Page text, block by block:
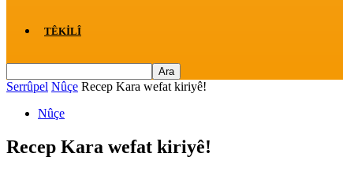
TÊKILÎ
Serrûpel Nûçe Recep Kara wefat kiriyê!
Nûçe
Recep Kara wefat kiriyê!